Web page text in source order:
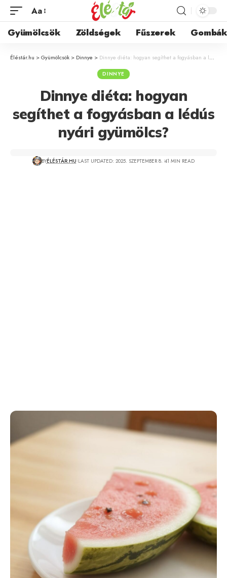
Aa
Gyümölcsök Zöldségek Fűszerek Gombák
Éléstár.hu >Gyümölcsök > Dinnye > Dinnye diéta: hogyan segíthet a fogyásban a lédús nyári gyümölcs?
DINNYE
Dinnye diéta: hogyan
segíthet a fogyásban a lédús
nyári gyümölcs?
BYÉLÉSTÁR.HU LAST UPDATED: 2025. SZEPTEMBER 8. 41 MIN READ